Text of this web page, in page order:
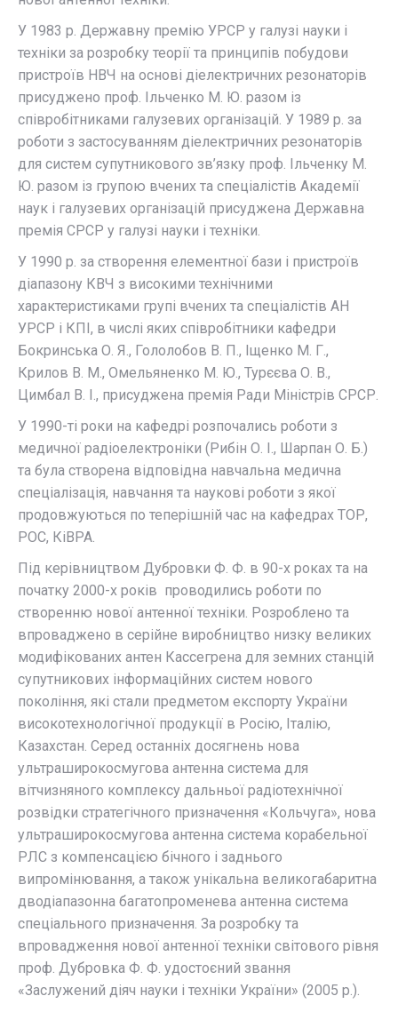
У 1983 р. Державну премію УРСР у галузі науки і
техніки за розробку теорії та принципів побудови
пристроїв НВЧ на основі діелектричних резонаторів
присуджено проф. Ільченко М. Ю. разом із
співробітниками галузевих організацій. У 1989 р. за
роботи з застосуванням діелектричних резонаторів
для систем супутникового зв’язку проф. Ільченку М.
Ю. разом із групою вчених та спеціалістів Академії
наук і галузевих організацій присуджена Державна
премія СРСР у галузі науки і техніки.
У 1990 р. за створення елементної бази і пристроїв
діапазону КВЧ з високими технічними
характеристиками групі вчених та спеціалістів АН
УРСР і КПІ, в числі яких співробітники кафедри
Бокринська О. Я., Гололобов В. П., Іщенко М. Г.,
Крилов В. М., Омельяненко М. Ю., Турєєва О. В.,
Цимбал В. І., присуджена премія Ради Міністрів СРСР.
У 1990-ті роки на кафедрі розпочались роботи з
медичної радіоелектроніки (Рибін О. І., Шарпан О. Б.)
та була створена відповідна навчальна медична
спеціалізація, навчання та наукові роботи з якої
продовжуються по теперішній час на кафедрах ТОР,
РОС, КіВРА.
Під керівництвом Дубровки Ф. Ф. в 90-х роках та на
початку 2000-х років проводились роботи по
створенню нової антенної техніки. Розроблено та
впроваджено в серійне виробництво низку великих
модифікованих антен Кассегрена для земних станцій
супутникових інформаційних систем нового
покоління, які стали предметом експорту України
високотехнологічної продукції в Росію, Італію,
Казахстан. Серед останніх досягнень нова
ультраширокосмугова антенна система для
вітчизняного комплексу дальньої радіотехнічної
розвідки стратегічного призначення «Кольчуга», нова
ультраширокосмугова антенна система корабельної
РЛС з компенсацією бічного і заднього
випромінювання, а також унікальна великогабаритна
дводіапазонна багатопроменева антенна система
спеціального призначення. За розробку та
впровадження нової антенної техніки світового рівня
проф. Дубровка Ф. Ф. удостоєний звання
«Заслужений діяч науки і техніки України» (2005 р.).